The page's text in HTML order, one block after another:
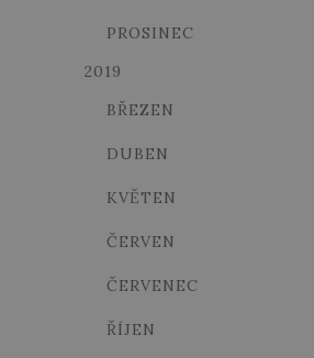
PROSINEC
2019
BŘEZEN
DUBEN
KVĚTEN
ČERVEN
ČERVENEC
ŘÍJEN